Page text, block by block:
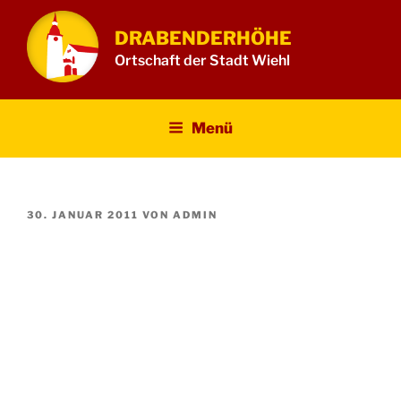
Inhalt
springen
DRABENDERHÖHE
Ortschaft der Stadt Wiehl
Menü
VERÖFFENTLICHT
30. JANUAR 2011 VON ADMIN